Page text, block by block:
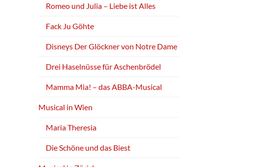
Romeo und Julia – Liebe ist Alles
Fack Ju Göhte
Disneys Der Glöckner von Notre Dame
Drei Haselnüsse für Aschenbrödel
Mamma Mia! – das ABBA-Musical
Musical in Wien
Maria Theresia
Die Schöne und das Biest